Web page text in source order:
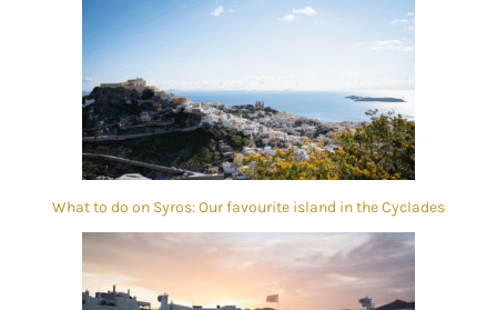
What to do on Syros: Our favourite island in the Cyclades